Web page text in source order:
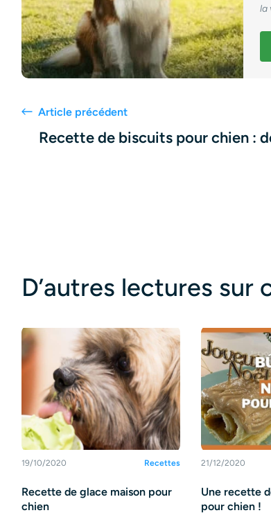
la
Article précédent
Recette de biscuits pour chien :
D’autres lectures
19/10/2020 Recettes
Recette de glace maison pour
chien
21/12/2020
Une recette
pour chien !